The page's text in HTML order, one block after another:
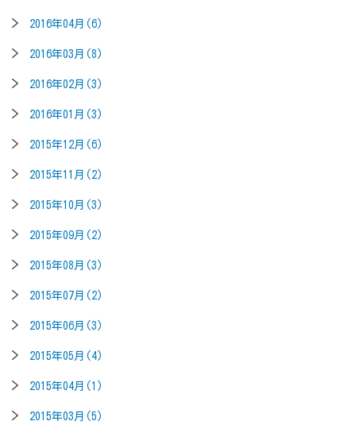
2016年04月(6)
2016年03月(8)
2016年02月(3)
2016年01月(3)
2015年12月(6)
2015年11月(2)
2015年10月(3)
2015年09月(2)
2015年08月(3)
2015年07月(2)
2015年06月(3)
2015年05月(4)
2015年04月(1)
2015年03月(5)